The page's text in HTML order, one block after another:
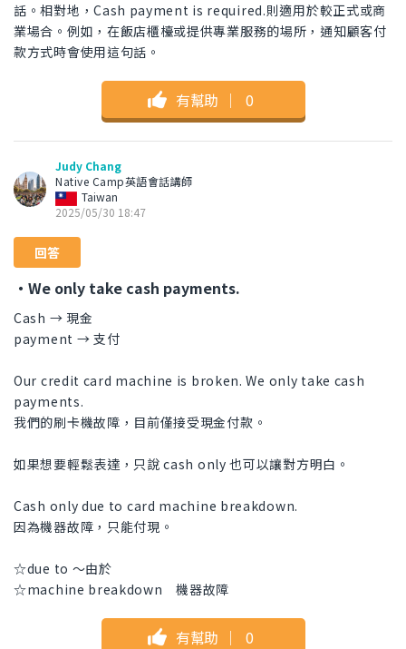
話。相對地，Cash payment is required.則適用於較正式或商
業場合。例如，在飯店櫃檯或提供專業服務的場所，通知顧客付
款方式時會使用這句話。
有幫助 ｜ 0
Judy Chang
Native Camp英語會話講師
Taiwan
2025/05/30 18:47
回答
・We only take cash payments.
Cash → 現金
payment → 支付
Our credit card machine is broken. We only take cash
payments.
我們的刷卡機故障，目前僅接受現金付款。
如果想要輕鬆表達，只說 cash only 也可以讓對方明白。
Cash only due to card machine breakdown.
因為機器故障，只能付現。
☆due to ～由於
☆machine breakdown 機器故障
有幫助 ｜ 0